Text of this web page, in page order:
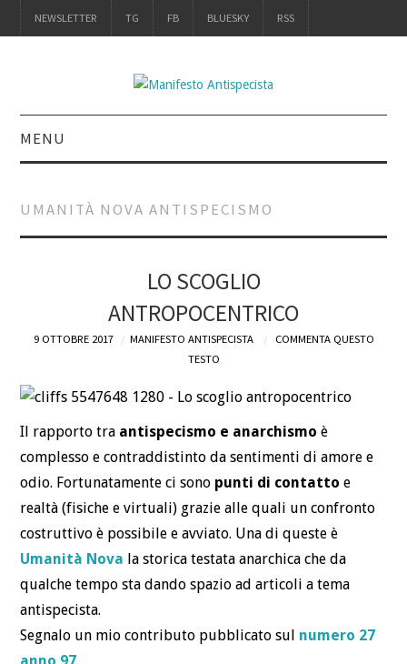
NEWSLETTER TG FB BLUESKY RSS
MENU
DEFINIZIONI
CONTATTI
UMANITÀ NOVA ANTISPECISMO
LO SCOGLIO
ANTROPOCENTRICO
9 OTTOBRE 2017 MANIFESTO ANTISPECISTA
COMMENTA QUESTO
TESTO
Il rapporto tra antispecismo e anarchismo è
complesso e contraddistinto da sentimenti di amore e
odio. Fortunatamente ci sono punti di contatto e
realtà (fisiche e virtuali) grazie alle quali un confronto
costruttivo è possibile e avviato. Una di queste è
Umanità Nova la storica testata anarchica che da
qualche tempo sta dando spazio ad articoli a tema
antispecista.
Segnalo un mio contributo pubblicato sul numero 27